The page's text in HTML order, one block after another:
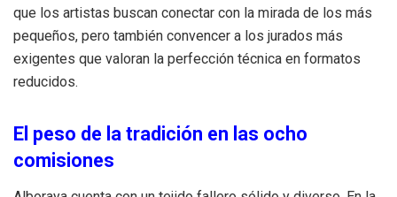
que los artistas buscan conectar con la mirada de los más
pequeños, pero también convencer a los jurados más
exigentes que valoran la perfección técnica en formatos
reducidos.
El peso de la tradición en las ocho
comisiones